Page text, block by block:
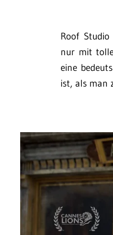
Roof
nur mit
eine
ist, als man